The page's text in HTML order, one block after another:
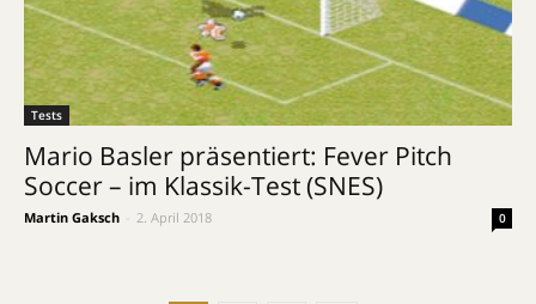
Tests
Mario Basler präsentiert: Fever Pitch
Soccer – im Klassik-Test (SNES)
Martin Gaksch 2. April 2018 0